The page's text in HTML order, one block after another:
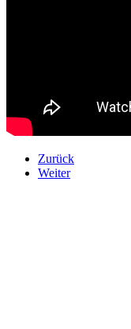
Zurück
Weiter